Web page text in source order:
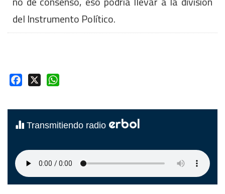
del Instrumento Político.
Facebook
Transmitiendo radio erbol